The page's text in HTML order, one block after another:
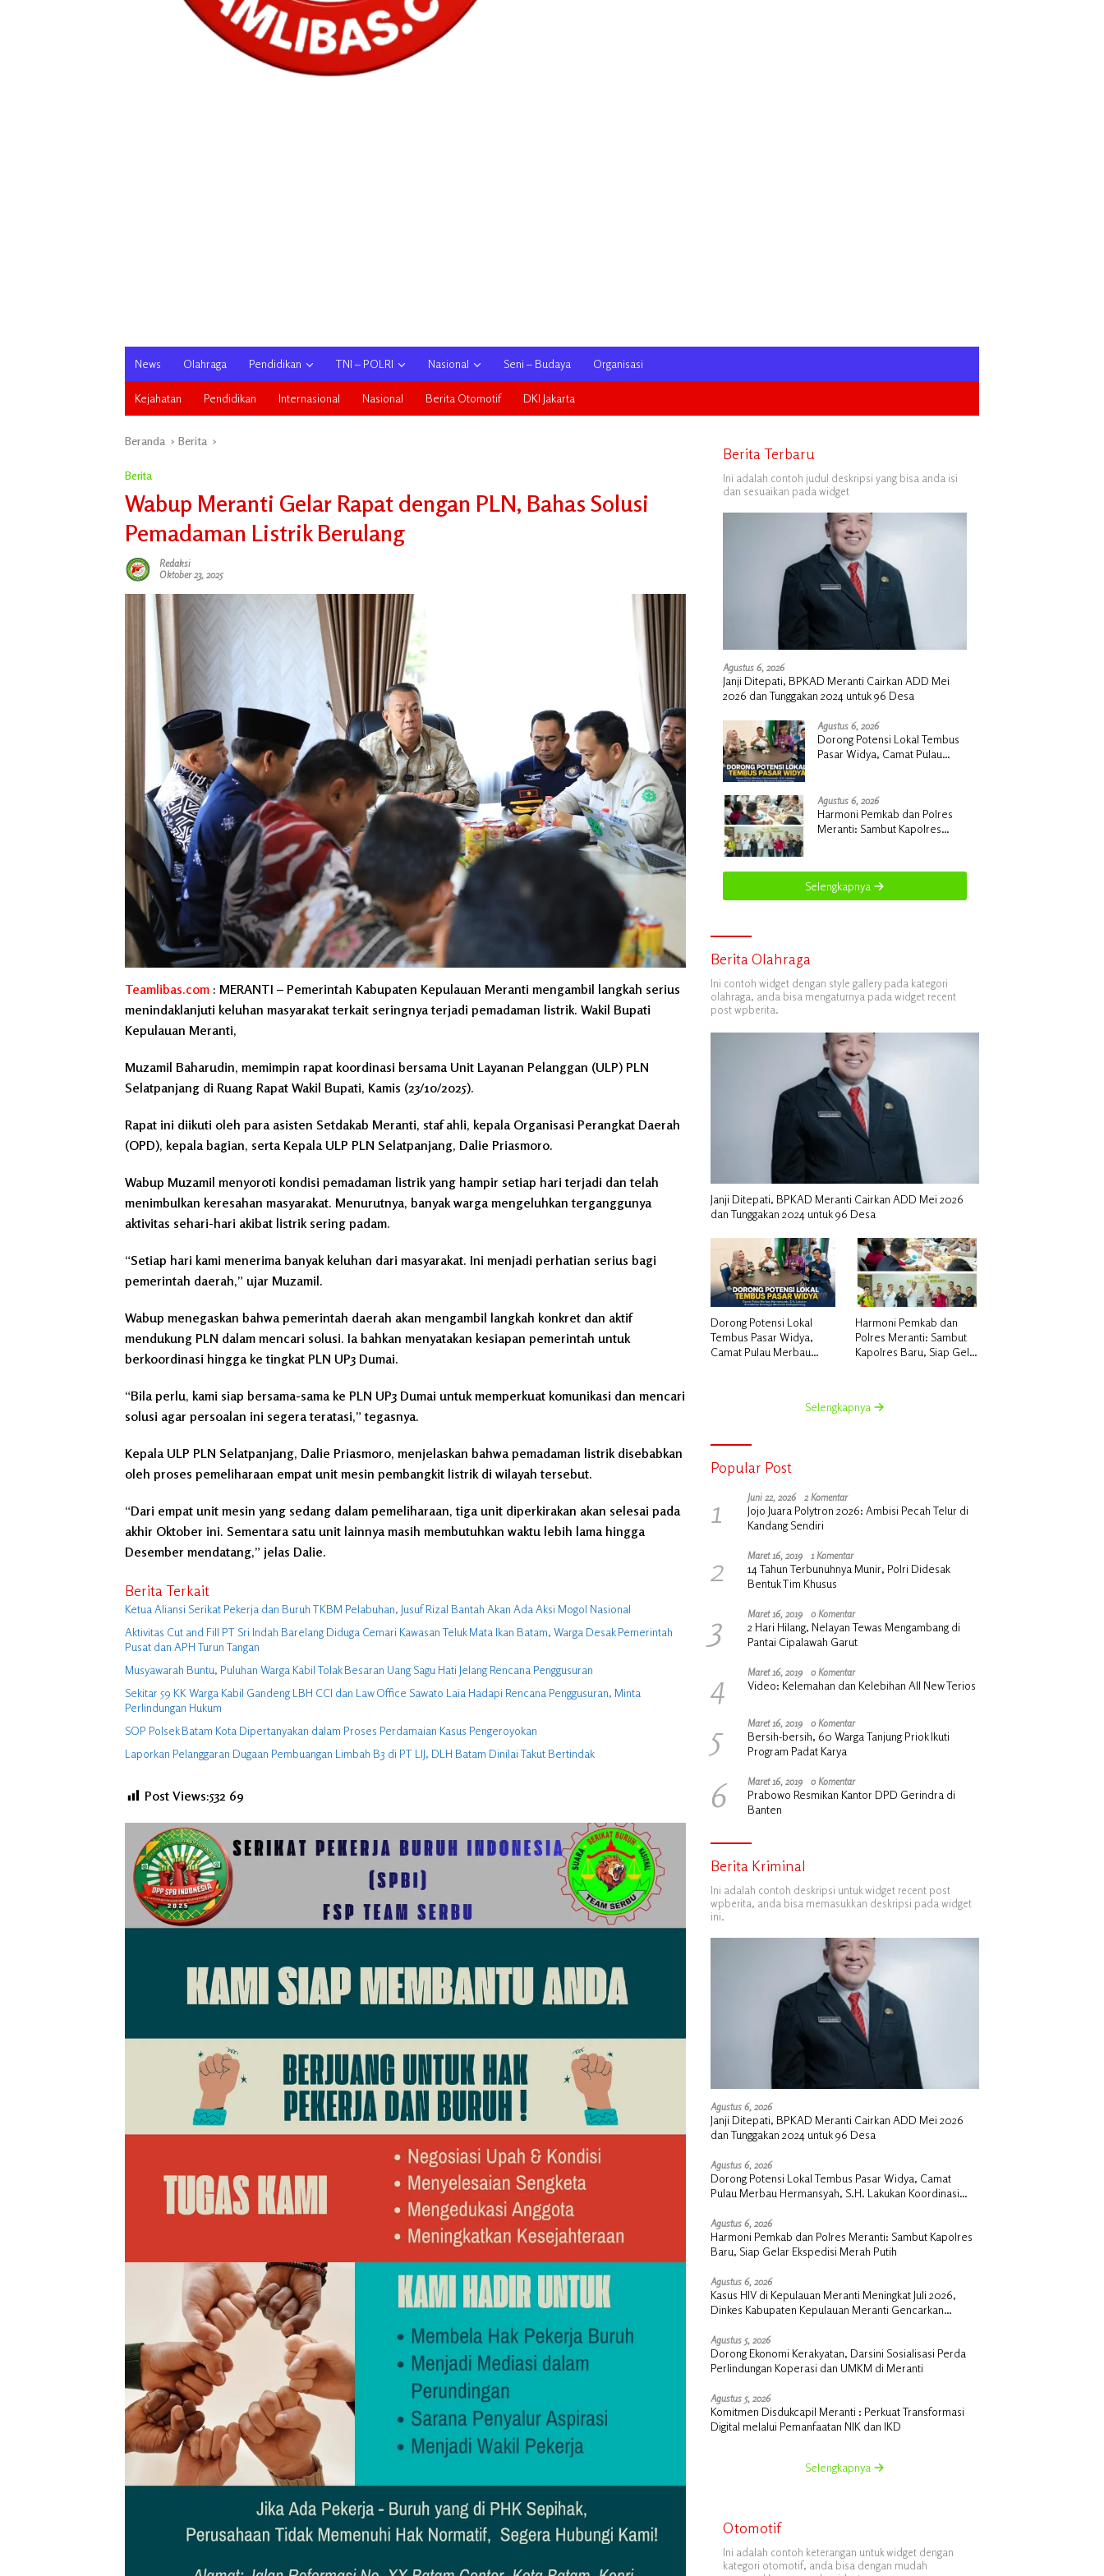
News Olahraga Pendidikan TNI – POLRI Nasional Seni – Budaya Organisasi
Kejahatan Pendidikan Internasional Nasional Berita Otomotif DKI Jakarta
Beranda Berita
Berita
Wabup Meranti Gelar Rapat dengan PLN, Bahas Solusi
Pemadaman Listrik Berulang
Redaksi
Oktober 23, 2025
Teamlibas.com : MERANTI – Pemerintah Kabupaten Kepulauan Meranti mengambil langkah serius
menindaklanjuti keluhan masyarakat terkait seringnya terjadi pemadaman listrik. Wakil Bupati
Kepulauan Meranti,
Muzamil Baharudin, memimpin rapat koordinasi bersama Unit Layanan Pelanggan (ULP) PLN
Selatpanjang di Ruang Rapat Wakil Bupati, Kamis (23/10/2025).
Rapat ini diikuti oleh para asisten Setdakab Meranti, staf ahli, kepala Organisasi Perangkat Daerah
(OPD), kepala bagian, serta Kepala ULP PLN Selatpanjang, Dalie Priasmoro.
Wabup Muzamil menyoroti kondisi pemadaman listrik yang hampir setiap hari terjadi dan telah
menimbulkan keresahan masyarakat. Menurutnya, banyak warga mengeluhkan terganggunya
aktivitas sehari-hari akibat listrik sering padam.
“Setiap hari kami menerima banyak keluhan dari masyarakat. Ini menjadi perhatian serius bagi
pemerintah daerah,” ujar Muzamil.
Wabup menegaskan bahwa pemerintah daerah akan mengambil langkah konkret dan aktif
mendukung PLN dalam mencari solusi. Ia bahkan menyatakan kesiapan pemerintah untuk
berkoordinasi hingga ke tingkat PLN UP3 Dumai.
“Bila perlu, kami siap bersama-sama ke PLN UP3 Dumai untuk memperkuat komunikasi dan mencari
solusi agar persoalan ini segera teratasi,” tegasnya.
Kepala ULP PLN Selatpanjang, Dalie Priasmoro, menjelaskan bahwa pemadaman listrik disebabkan
oleh proses pemeliharaan empat unit mesin pembangkit listrik di wilayah tersebut.
“Dari empat unit mesin yang sedang dalam pemeliharaan, tiga unit diperkirakan akan selesai pada
akhir Oktober ini. Sementara satu unit lainnya masih membutuhkan waktu lebih lama hingga
Desember mendatang,” jelas Dalie.
Berita Terkait
Ketua Aliansi Serikat Pekerja dan Buruh TKBM Pelabuhan, Jusuf Rizal Bantah Akan Ada Aksi Mogol Nasional
Aktivitas Cut and Fill PT Sri Indah Barelang Diduga Cemari Kawasan Teluk Mata Ikan Batam, Warga Desak Pemerintah
Pusat dan APH Turun Tangan
Musyawarah Buntu, Puluhan Warga Kabil Tolak Besaran Uang Sagu Hati Jelang Rencana Penggusuran
Sekitar 59 KK Warga Kabil Gandeng LBH CCI dan Law Office Sawato Laia Hadapi Rencana Penggusuran, Minta
Perlindungan Hukum
SOP Polsek Batam Kota Dipertanyakan dalam Proses Perdamaian Kasus Pengeroyokan
Laporkan Pelanggaran Dugaan Pembuangan Limbah B3 di PT LIJ, DLH Batam Dinilai Takut Bertindak
Post Views:532 69
Berita Terbaru
Ini adalah contoh judul deskripsi yang bisa anda isi
dan sesuaikan pada widget
Agustus 6, 2026
Janji Ditepati, BPKAD Meranti Cairkan ADD Mei
2026 dan Tunggakan 2024 untuk 96 Desa
Agustus 6, 2026
Dorong Potensi Lokal Tembus
Pasar Widya, Camat Pulau
Bersama Kadisperindag
Agustus 6, 2026
Harmoni Pemkab dan Polres
Meranti: Sambut Kapolres
Selengkapnya
Berita Olahraga
Ini contoh widget dengan style gallery pada kategori
olahraga, anda bisa mengaturnya pada widget recent
post wpberita.
Janji Ditepati, BPKAD Meranti Cairkan ADD Mei 2026
dan Tunggakan 2024 untuk 96 Desa
Dorong Potensi Lokal
Tembus Pasar Widya,
Camat Pulau Merbau
Harmoni Pemkab dan
Polres Meranti: Sambut
Kapolres Baru, Siap Gelar
Selengkapnya
Popular Post
1 Juni 22, 2026 2 Komentar
Jojo Juara Polytron 2026: Ambisi Pecah Telur di
Kandang Sendiri
2 Maret 16, 2019 1 Komentar
14 Tahun Terbunuhnya Munir, Polri Didesak
Bentuk Tim Khusus
3 Maret 16, 2019 0 Komentar
2 Hari Hilang, Nelayan Tewas Mengambang di
Pantai Cipalawah Garut
4 Maret 16, 2019 0 Komentar
Video: Kelemahan dan Kelebihan All New Terios
5 Maret 16, 2019 0 Komentar
Bersih-bersih, 60 Warga Tanjung Priok Ikuti
Program Padat Karya
6 Maret 16, 2019 0 Komentar
Prabowo Resmikan Kantor DPD Gerindra di
Banten
Berita Kriminal
Ini adalah contoh deskripsi untuk widget recent post
wpberita, anda bisa memasukkan deskripsi pada widget
ini.
Agustus 6, 2026
Janji Ditepati, BPKAD Meranti Cairkan ADD Mei 2026
dan Tunggakan 2024 untuk 96 Desa
Agustus 6, 2026
Dorong Potensi Lokal Tembus Pasar Widya, Camat
Pulau Merbau Hermansyah, S.H. Lakukan Koordinasi
Agustus 6, 2026
Harmoni Pemkab dan Polres Meranti: Sambut Kapolres
Baru, Siap Gelar Ekspedisi Merah Putih
Agustus 6, 2026
Kasus HIV di Kepulauan Meranti Meningkat Juli 2026,
Dinkes Kabupaten Kepulauan Meranti Gencarkan
Agustus 5, 2026
Dorong Ekonomi Kerakyatan, Darsini Sosialisasi Perda
Perlindungan Koperasi dan UMKM di Meranti
Agustus 5, 2026
Komitmen Disdukcapil Meranti : Perkuat Transformasi
Digital melalui Pemanfaatan NIK dan IKD
Selengkapnya
Otomotif
Ini adalah contoh keterangan untuk widget dengan
kategori otomotif, anda bisa dengan mudah